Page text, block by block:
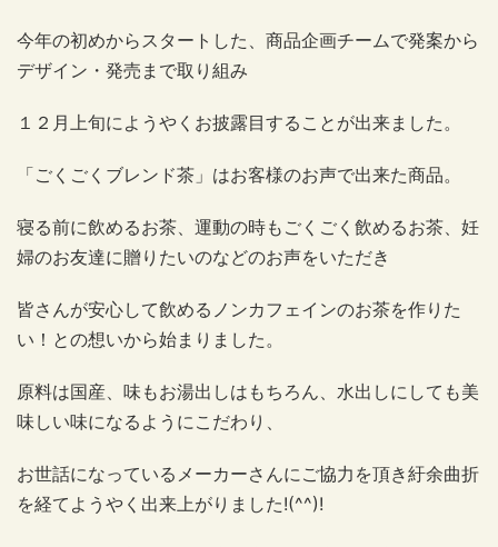
今年の初めからスタートした、商品企画チームで発案から
デザイン・発売まで取り組み
１２月上旬にようやくお披露目することが出来ました。
「ごくごくブレンド茶」はお客様のお声で出来た商品。
寝る前に飲めるお茶、運動の時もごくごく飲めるお茶、妊
婦のお友達に贈りたいのなどのお声をいただき
皆さんが安心して飲めるノンカフェインのお茶を作りた
い！との想いから始まりました。
原料は国産、味もお湯出しはもちろん、水出しにしても美
味しい味になるようにこだわり、
お世話になっているメーカーさんにご協力を頂き紆余曲折
を経てようやく出来上がりました!(^^)!